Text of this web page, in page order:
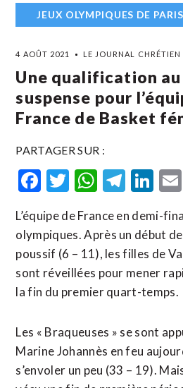
JEUX OLYMPIQUES DE
4 AOÛT 2021 LE JOURNAL CHRÉTIEN
Une qualification
suspense pour
France de Basket
PARTAGER SUR :
Facebook
Twitter
L’équipe de France en demi-
olympiques. Après un début
poussif (6 – 11), les filles de
sont réveillées pour mener
la fin du premier quart-temps.
Les « Braqueuses » se sont
Marine Johannès en feu
s’envoler un peu (33 – 19).